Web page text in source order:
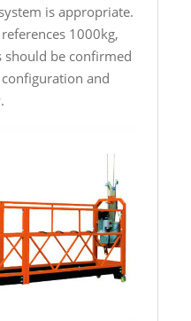
is appropriate.
1000kg,
should be confirmed
and